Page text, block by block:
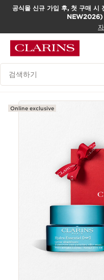
컨텐츠로 이동하기
공식몰 신규 가입 후, 첫 구매 시
NEW2026)
범례 검색하기
Online exclusive